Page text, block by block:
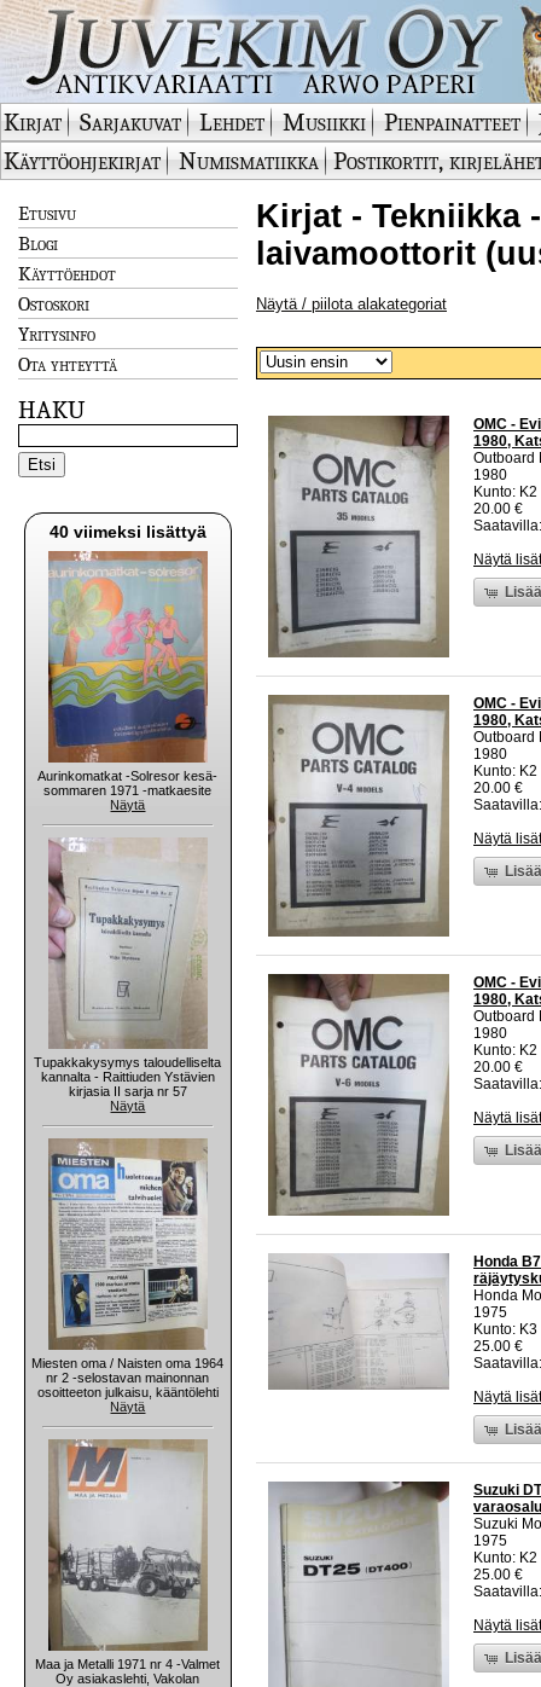
Kirjat Sarjakuvat Lehdet Musiikki Pienpainatteet
Käyttöohjekirjat
Numismatiikka Postikortit,
Etusivu
Blogi
Käyttöehdot
Ostoskori
Yritysinfo
Ota yhteyttä
HAKU
40 viimeksi lisättyä
Aurinkomatkat -Solresor kesä-
sommaren 1971 -matkaesite
Näytä
Tupakkakysymys taloudelliselta
kannalta - Raittiuden Ystävien
kirjasia II sarja nr 57
Näytä
Miesten oma / Naisten oma 1964
nr 2 -selostavan mainonnan
osoitteeton julkaisu, kääntölehti
Näytä
Maa ja Metalli 1971 nr 4 -Valmet
Oy asiakaslehti, Vakolan
Kirjat - Tekniikka
laivamoottorit
Näytä / piilota alakategoriat
OMC -
1980,
Outboard
1980
Kunto:
20.00 €
Näytä
OMC -
1980,
Outboard
1980
Kunto:
20.00 €
Näytä
OMC -
1980,
Outboard
1980
Kunto:
20.00 €
Näytä
Honda
Honda
1975
Kunto:
25.00 €
Näytä
Suzuki
Suzuki
1975
Kunto:
25.00 €
Näytä